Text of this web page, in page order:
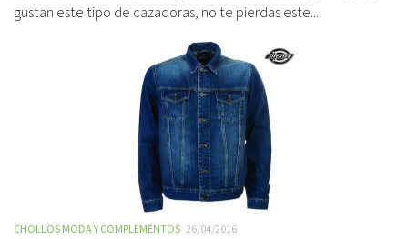
gustan este tipo de cazadoras, no te pierdas este...
CHOLLOS MODA Y COMPLEMENTOS 26/04/2016